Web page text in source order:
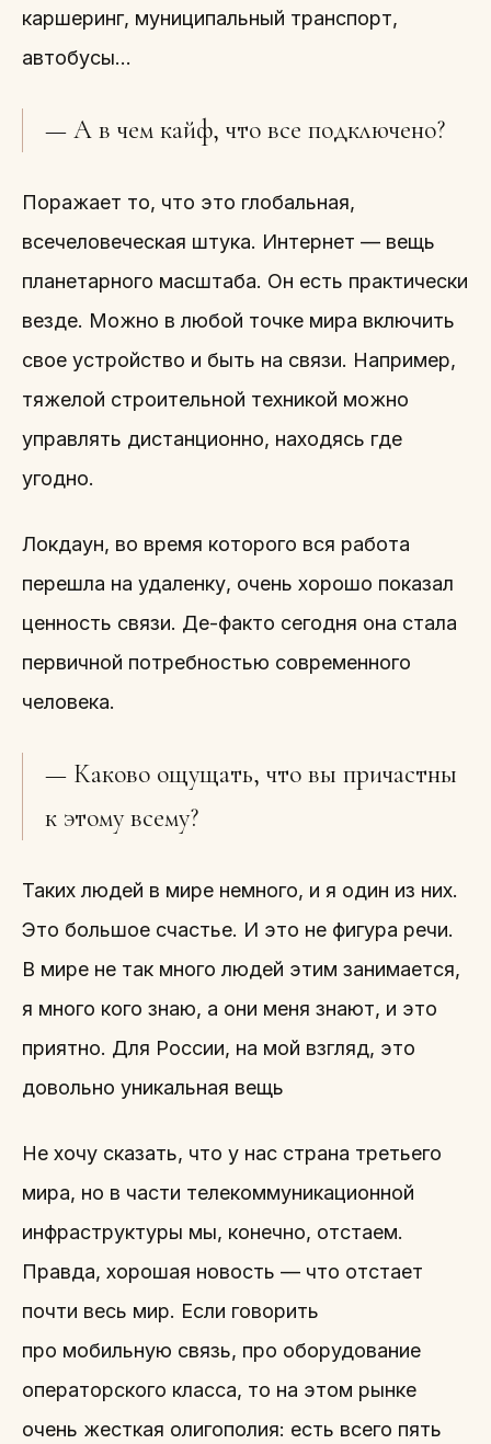
каршеринг, муниципальный транспорт,
автобусы…
— А в чем кайф, что все подключено?
Поражает то, что это глобальная,
всечеловеческая штука. Интернет — вещь
планетарного масштаба. Он есть практически
везде. Можно в любой точке мира включить
свое устройство и быть на связи. Например,
тяжелой строительной техникой можно
управлять дистанционно, находясь где
угодно.
Локдаун, во время которого вся работа
перешла на удаленку, очень хорошо показал
ценность связи. Де-факто сегодня она стала
первичной потребностью современного
человека.
— Каково ощущать, что вы причастны
к этому всему?
Таких людей в мире немного, и я один из них.
Это большое счастье. И это не фигура речи.
В мире не так много людей этим занимается,
я много кого знаю, а они меня знают, и это
приятно. Для России, на мой взгляд, это
довольно уникальная вещь
Не хочу сказать, что у нас страна третьего
мира, но в части телекоммуникационной
инфраструктуры мы, конечно, отстаем.
Правда, хорошая новость — что отстает
почти весь мир. Если говорить
про мобильную связь, про оборудование
операторского класса, то на этом рынке
очень жесткая олигополия: есть всего пять